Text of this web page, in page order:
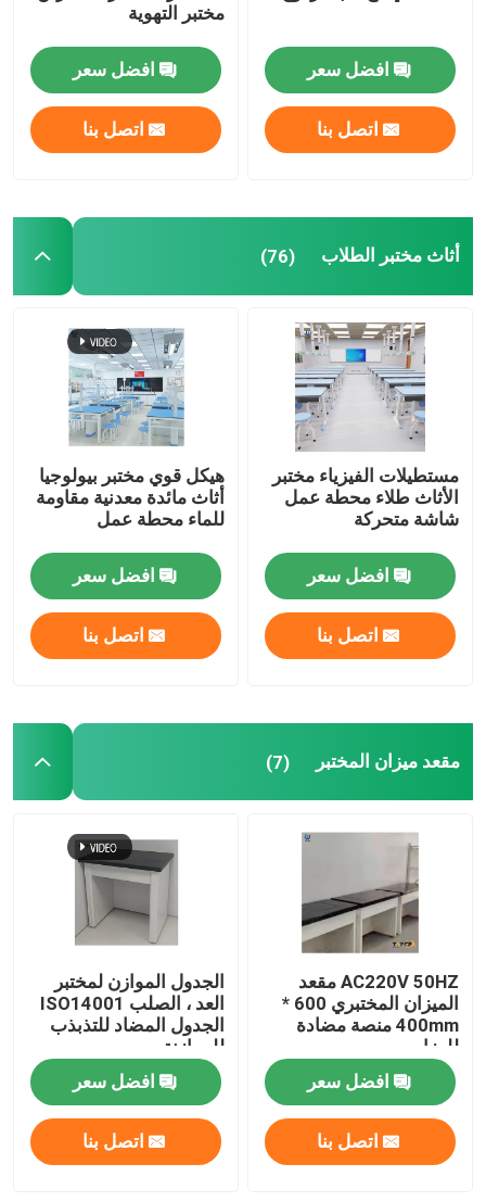
افضل سعر
اتصل بنا
مختبر التهوية
افضل سعر
اتصل بنا
أثاث مختبر الطلاب (76)
مستطيلات الفيزياء مختبر
الأثاث طلاء محطة عمل
شاشة متحركة
افضل سعر
اتصل بنا
هيكل قوي مختبر بيولوجيا
أثاث مائدة معدنية مقاومة
للماء محطة عمل
افضل سعر
اتصل بنا
مقعد ميزان المختبر (7)
AC220V 50HZ مقعد
الميزان المختبري 600 *
400mm منصة مضادة
للهزات
افضل سعر
اتصل بنا
الجدول الموازن لمختبر
العد ، الصلب ISO14001
الجدول المضاد للتذبذب
للموازنة
افضل سعر
اتصل بنا